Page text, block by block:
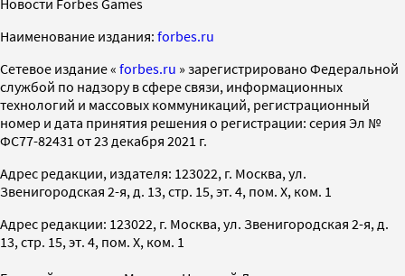
Наименование издания: forbes.ru
Cетевое издание « forbes.ru » зарегистрировано Федеральной
службой по надзору в сфере связи, информационных
технологий и массовых коммуникаций, регистрационный
номер и дата принятия решения о регистрации: серия Эл №
ФС77-82431 от 23 декабря 2021 г.
Адрес редакции, издателя: 123022, г. Москва, ул.
Звенигородская 2-я, д. 13, стр. 15, эт. 4, пом. X, ком. 1
Адрес редакции: 123022, г. Москва, ул. Звенигородская 2-я, д.
13, стр. 15, эт. 4, пом. X, ком. 1